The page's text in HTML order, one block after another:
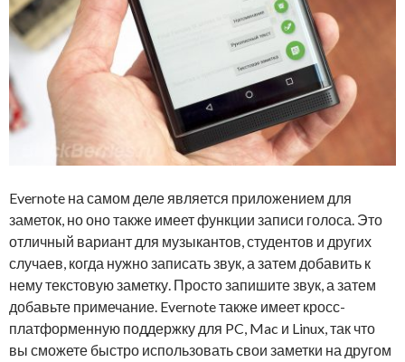
Evernote на самом деле является приложением для
заметок, но оно также имеет функции записи голоса. Это
отличный вариант для музыкантов, студентов и других
случаев, когда нужно записать звук, а затем добавить к
нему текстовую заметку. Просто запишите звук, а затем
добавьте примечание. Evernote также имеет кросс-
платформенную поддержку для PC, Mac и Linux, так что
вы сможете быстро использовать свои заметки на другом